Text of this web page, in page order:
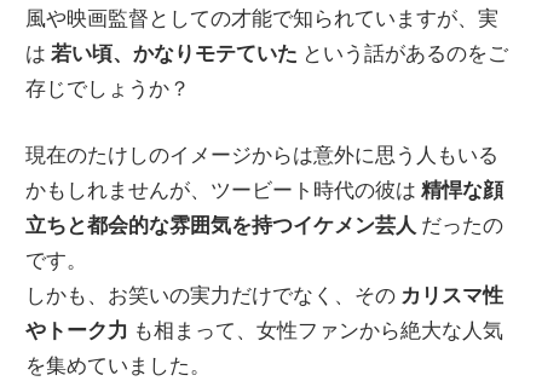
風や映画監督としての才能で知られていますが、実
は若い頃、かなりモテていた という話があるのをご
存じでしょうか？
現在のたけしのイメージからは意外に思う人もいる
かもしれませんが、ツービート時代の彼は精悍な顔
立ちと都会的な雰囲気を持つイケメン芸人 だったの
です。
しかも、お笑いの実力だけでなく、その カリスマ性
やトーク力 も相まって、女性ファンから絶大な人気
を集めていました。